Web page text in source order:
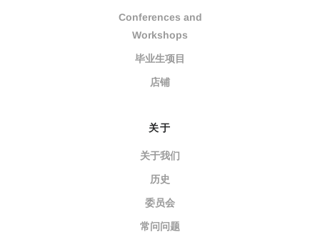
Conferences and
Workshops
毕业生项目
店铺
关于
关于我们
历史
委员会
常问问题